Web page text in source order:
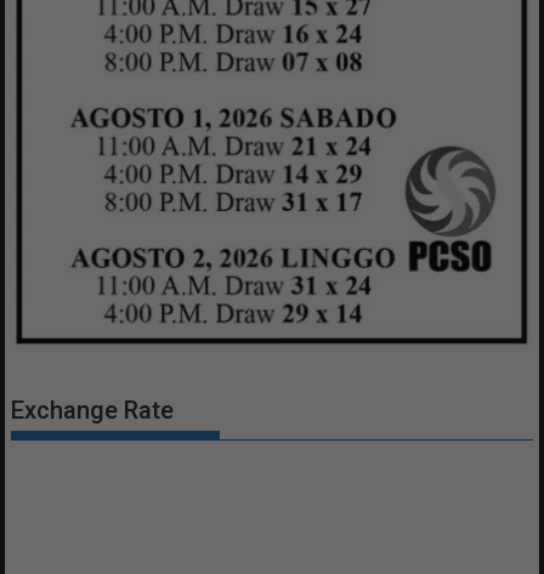
Exchange Rate